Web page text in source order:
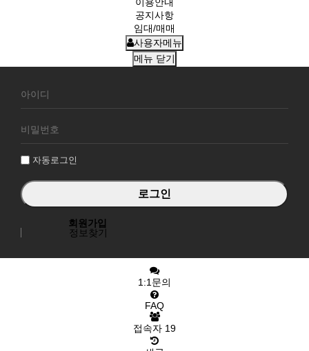
공지사항
임대/매매
사용자메뉴
메뉴 닫기
원
그
자동로그인
회원가입
정보찾기
1:1문의
FAQ
접속자 19